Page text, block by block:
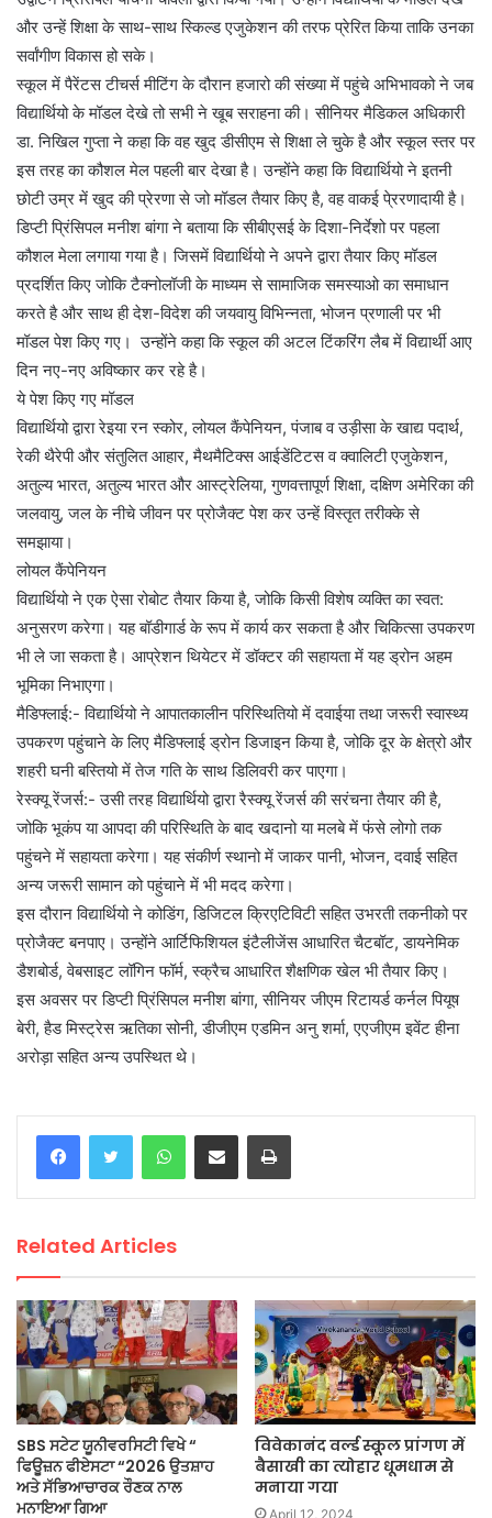
और उन्हें शिक्षा के साथ-साथ स्किल्ड एजुकेशन की तरफ प्रेरित किया ताकि उनका
सर्वांगीण विकास हो सके।
स्कूल में पैरेंटस टीचर्स मीटिंग के दौरान हजारो की संख्या में पहुंचे अभिभावको ने जब
विद्यार्थियो के मॉडल देखे तो सभी ने खूब सराहना की। सीनियर मैडिकल अधिकारी
डा. निखिल गुप्ता ने कहा कि वह खुद डीसीएम से शिक्षा ले चुके है और स्कूल स्तर पर
इस तरह का कौशल मेल पहली बार देखा है। उन्होंने कहा कि विद्यार्थियो ने इतनी
छोटी उम्र में खुद की प्रेरणा से जो मॉडल तैयार किए है, वह वाकई पे्ररणादायी है।
डिप्टी प्रिंसिपल मनीश बांगा ने बताया कि सीबीएसई के दिशा-निर्देशो पर पहला
कौशल मेला लगाया गया है। जिसमें विद्यार्थियो ने अपने द्वारा तैयार किए मॉडल
प्रदर्शित किए जोकि टैक्नोलॉजी के माध्यम से सामाजिक समस्याओ का समाधान
करते है और साथ ही देश-विदेश की जयवायु विभिन्नता, भोजन प्रणाली पर भी
मॉडल पेश किए गए। उन्होंने कहा कि स्कूल की अटल टिंकरिंग लैब में विद्यार्थी आए
दिन नए-नए अविष्कार कर रहे है।
ये पेश किए गए मॉडल
विद्यार्थियो द्वारा रेइया रन स्कोर, लोयल कैंपेनियन, पंजाब व उड़ीसा के खाद्य पदार्थ,
रेकी थैरेपी और संतुलित आहार, मैथमैटिक्स आईडेंटिटस व क्वालिटी एजुकेशन,
अतुल्य भारत, अतुल्य भारत और आस्ट्रेलिया, गुणवत्तापूर्ण शिक्षा, दक्षिण अमेरिका की
जलवायु, जल के नीचे जीवन पर प्रोजैक्ट पेश कर उन्हें विस्तृत तरीक्के से
समझाया।
लोयल कैंपेनियन
विद्यार्थियो ने एक ऐसा रोबोट तैयार किया है, जोकि किसी विशेष व्यक्ति का स्वत:
अनुसरण करेगा। यह बॉडीगार्ड के रूप में कार्य कर सकता है और चिकित्सा उपकरण
भी ले जा सकता है। आप्रेशन थियेटर में डॉक्टर की सहायता में यह ड्रोन अहम
भूमिका निभाएगा।
मैडिफ्लाई:- विद्यार्थियो ने आपातकालीन परिस्थितियो में दवाईया तथा जरूरी स्वास्थ्य
उपकरण पहुंचाने के लिए मैडिफ्लाई ड्रोन डिजाइन किया है, जोकि दूर के क्षेत्रो और
शहरी घनी बस्तियो में तेज गति के साथ डिलिवरी कर पाएगा।
रेस्क्यू रेंजर्स:- उसी तरह विद्यार्थियो द्वारा रैस्क्यू रेंजर्स की सरंचना तैयार की है,
जोकि भूकंप या आपदा की परिस्थिति के बाद खदानो या मलबे में फंसे लोगो तक
पहुंचने में सहायता करेगा। यह संकीर्ण स्थानो में जाकर पानी, भोजन, दवाई सहित
अन्य जरूरी सामान को पहुंचाने में भी मदद करेगा।
इस दौरान विद्यार्थियो ने कोडिंग, डिजिटल क्रिएटिविटी सहित उभरती तकनीको पर
प्रोजैक्ट बनपाए। उन्होंने आर्टिफिशियल इंटैलीजेंस आधारित चैटबॉट, डायनेमिक
डैशबोर्ड, वेबसाइट लॉगिन फॉर्म, स्क्रैच आधारित शैक्षणिक खेल भी तैयार किए।
इस अवसर पर डिप्टी प्रिंसिपल मनीश बांगा, सीनियर जीएम रिटायर्ड कर्नल पियूष
बेरी, हैड मिस्ट्रेस ऋतिका सोनी, डीजीएम एडमिन अनु शर्मा, एएजीएम इवेंट हीना
अरोड़ा सहित अन्य उपस्थित थे।
WhatsAppShare via Email Print
Related Articles
SBS ਸਟੇਟ ਯੂਨੀਵਰਸਿਟੀ ਵਿਖੇ “
ਫਿਊਜ਼ਨ ਫੀਏਸਟਾ “2026 ਉਤਸ਼ਾਹ
ਅਤੇ ਸੱਭਿਆਚਾਰਕ ਰੌਣਕ ਨਾਲ
ਮਨਾਇਆ ਗਿਆ
विवेकानंद वर्ल्ड स्कूल प्रांगण में
बैसाखी का त्योहार धूमधाम से
मनाया गया
April 12, 2024